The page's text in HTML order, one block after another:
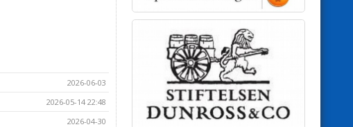
2026-06-03
2026-05-14 22:48
2026-04-30